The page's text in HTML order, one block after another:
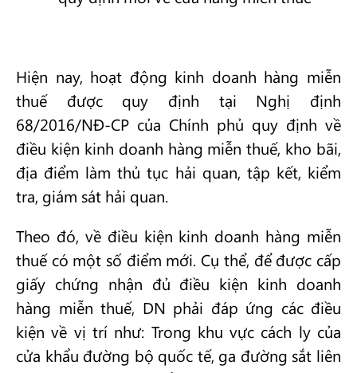
Hiện nay, hoạt động kinh doanh hàng miễn
thuế được quy định tại Nghị định
68/2016/NĐ-CP của Chính phủ quy định về
điều kiện kinh doanh hàng miễn thuế, kho bãi,
địa điểm làm thủ tục hải quan, tập kết, kiểm
tra, giám sát hải quan.
Theo đó, về điều kiện kinh doanh hàng miễn
thuế có một số điểm mới. Cụ thể, để được cấp
giấy chứng nhận đủ điều kiện kinh doanh
hàng miễn thuế, DN phải đáp ứng các điều
kiện về vị trí như: Trong khu vực cách ly của
cửa khẩu đường bộ quốc tế, ga đường sắt liên